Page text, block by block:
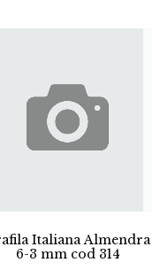
Italiana Almendra
6-3 mm cod 314